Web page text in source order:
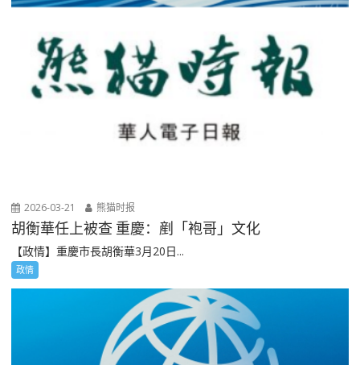
2026-03-21 熊猫时报
胡衡華任上被查 重慶：剷「袍哥」文化
【政情】重慶市長胡衡華3月20日...
政情